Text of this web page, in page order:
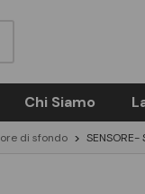
Chi Siamo
di sfondo SENSORE-